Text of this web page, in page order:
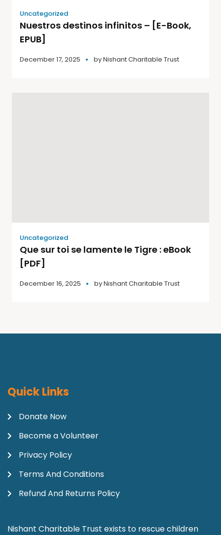
Uncategorized
Nuestros destinos infinitos – [E-Book,
EPUB]
December 17, 2025 byNishant Charitable Trust
Uncategorized
Que sur toi se lamente le Tigre : eBook
[PDF]
December 16, 2025 byNishant Charitable Trust
Quick Links
Donate Now
Become a Volunteer
Privacy Policy
Terms And Conditions
Refund And Returns Policy
Nishant Charitable Trust exists to rescue children